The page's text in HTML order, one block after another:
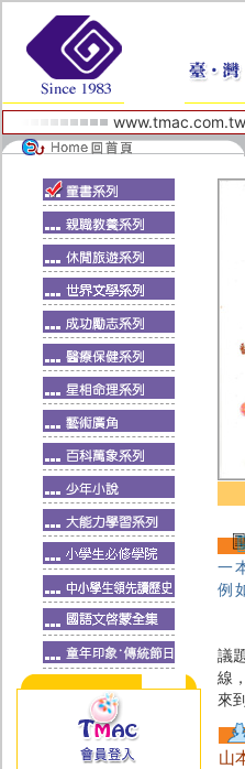
www.tmac.com.tw
一
例
議
線
來
山